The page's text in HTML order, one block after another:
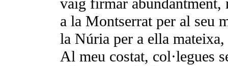
vaig firmar abundantment,
a la Montserrat per al seu
la Núria per a ella mateixa,
Al meu costat, col·legues